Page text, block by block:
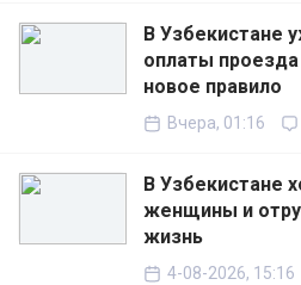
В Узбекистане
оплаты
новое правило
Вчера, 01:16
В Узбекистане
женщины и
жизнь
4-08-2026, 15:16